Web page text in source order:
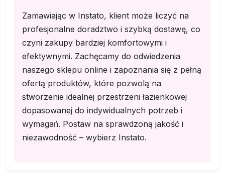
Zamawiając w Instato, klient może liczyć na
profesjonalne doradztwo i szybką dostawę, co
czyni zakupy bardziej komfortowymi i
efektywnymi. Zachęcamy do odwiedzenia
naszego sklepu online i zapoznania się z pełną
ofertą produktów, które pozwolą na
stworzenie idealnej przestrzeni łazienkowej
dopasowanej do indywidualnych potrzeb i
wymagań. Postaw na sprawdzoną jakość i
niezawodność – wybierz Instato.